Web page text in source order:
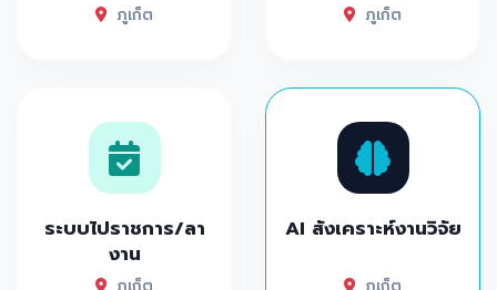
ภูเก็ต ภูเก็ต
ระบบไปราชการ/ลา
งาน
AI สังเคราะห์งานวิจัย